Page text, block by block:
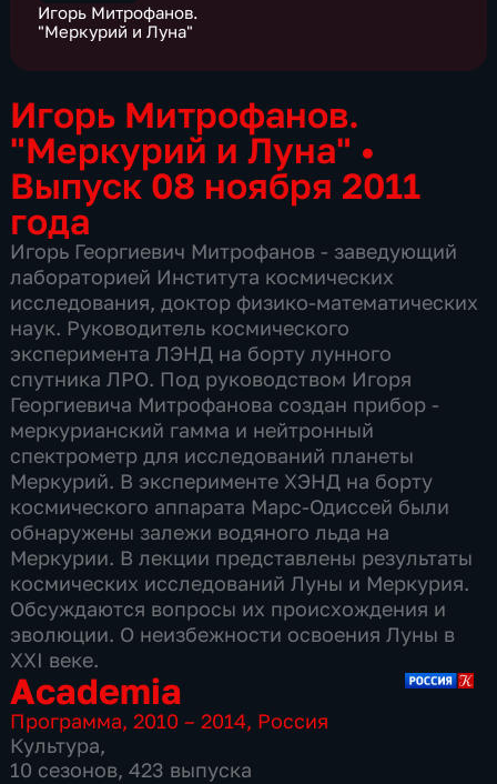
Игорь Митрофанов.
"Меркурий и Луна"
Игорь Митрофанов.
"Меркурий и Луна" •
Выпуск 08 ноября 2011
года
Игорь Георгиевич Митрофанов - заведующий
лабораторией Института космических
исследования, доктор физико-математических
наук. Руководитель космического
эксперимента ЛЭНД на борту лунного
спутника ЛРО. Под руководством Игоря
Георгиевича Митрофанова создан прибор -
меркурианский гамма и нейтронный
спектрометр для исследований планеты
Меркурий. В эксперименте ХЭНД на борту
космического аппарата Марс-Одиссей были
обнаружены залежи водяного льда на
Меркурии. В лекции представлены результаты
космических исследований Луны и Меркурия.
Обсуждаются вопросы их происхождения и
эволюции. О неизбежности освоения Луны в
XXI веке.
Academia
Программа,2010 – 2014, Россия
Культура,
10 сезонов, 423 выпуска